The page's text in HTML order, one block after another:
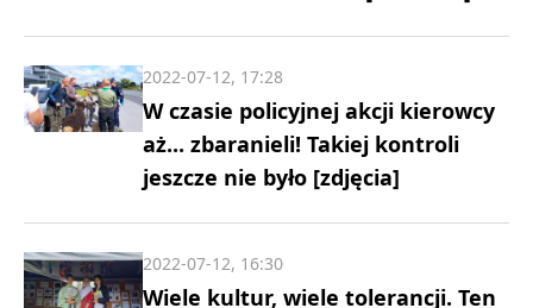
W czasie policyjnej akcji kierowcy
aż... zbaranieli! Takiej kontroli
jeszcze nie było [zdjęcia]
2022-07-12, 17:28
Wiele kultur, wiele tolerancji. Ten
2022-07-12, 16:30